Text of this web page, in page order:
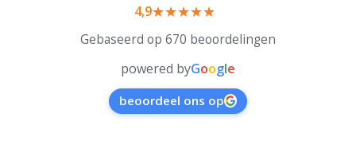
4,9
Gebaseerd op 670 beoordelingen
powered byGoogle
beoordeel ons op